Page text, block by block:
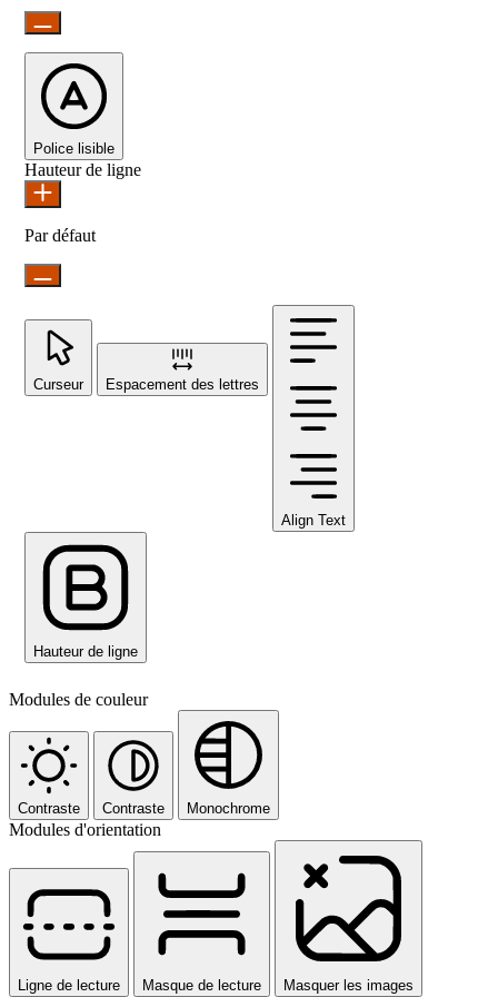
Police lisible
Hauteur de ligne
Par défaut
Curseur Espacement des lettres
Align Text
Hauteur de ligne
Modules de couleur
Contraste Contraste Monochrome
Modules d'orientation
Ligne de lecture Masque de lecture Masquer les images